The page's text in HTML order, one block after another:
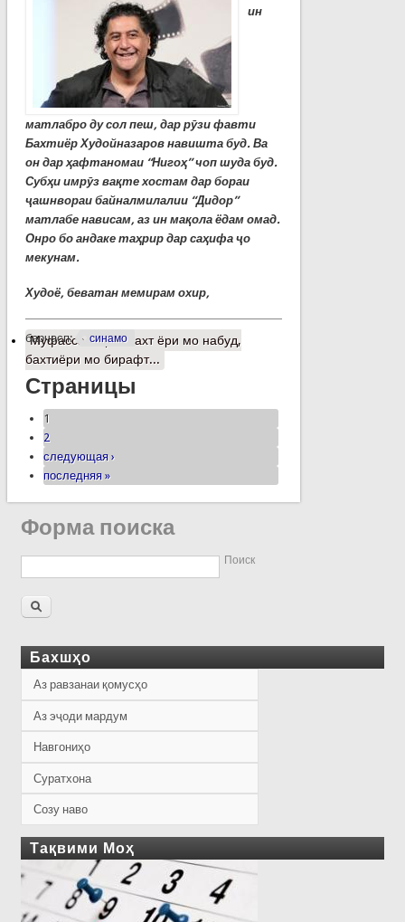
ин
матлабро ду сол пеш, дар рӯзи фавти
Бахтиёр Худойназаров навишта буд. Ва
он дар ҳафтаномаи “Нигоҳ” чоп шуда буд.
Субҳи имрӯз вақте хостам дар бораи
ҷашнвораи байналмилалии “Дидор”
матлабе нависам, аз ин мақола ёдам омад.
Онро бо андаке таҳрир дар саҳифа ҷо
мекунам.
Худоё, беватан мемирам охир,
барчасп: синамо
Муфассалтаро Бахт ёри мо набуд,
бахтиёри мо бирафт...
Страницы
1
2
следующая ›
последняя »
Форма поиска
Поиск
Бахшҳо
Аз равзанаи қомусҳо
Аз эҷоди мардум
Навгониҳо
Суратхона
Созу наво
Тақвими Моҳ